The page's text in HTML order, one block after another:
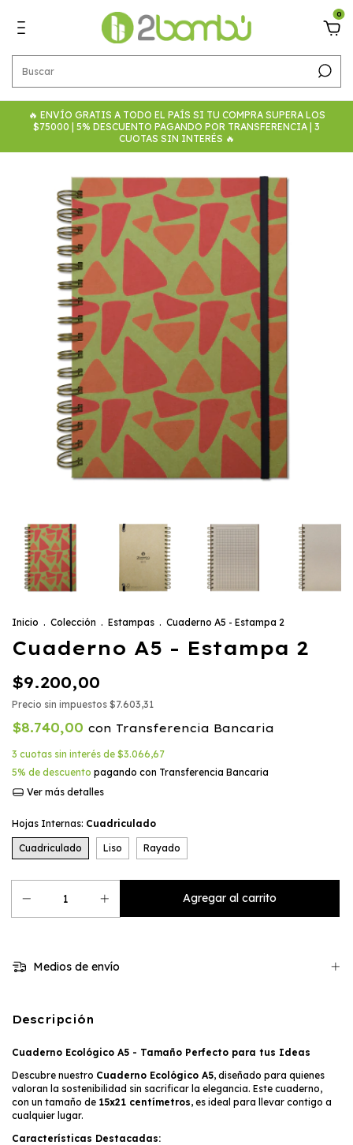
0
🔥 ENVÍO GRATIS A TODO EL PAÍS SI TU COMPRA SUPERA LOS
$75000 | 5% DESCUENTO PAGANDO POR TRANSFERENCIA | 3
CUOTAS SIN INTERÉS 🔥
Inicio . Colección . Estampas . Cuaderno A5 - Estampa 2
Cuaderno A5 - Estampa 2
$9.200,00
Precio sin impuestos $7.603,31
$8.740,00 con Transferencia Bancaria
3 cuotas sin interés de $3.066,67
5% de descuento pagando con Transferencia Bancaria
Ver más detalles
Hojas Internas: Cuadriculado
Cuadriculado Liso Rayado
Medios de envío
Descripción
Cuaderno Ecológico A5 - Tamaño Perfecto para tus Ideas
Descubre nuestro Cuaderno Ecológico A5, diseñado para quienes
valoran la sostenibilidad sin sacrificar la elegancia. Este cuaderno,
con un tamaño de 15x21 centímetros, es ideal para llevar contigo a
cualquier lugar.
Características Destacadas: